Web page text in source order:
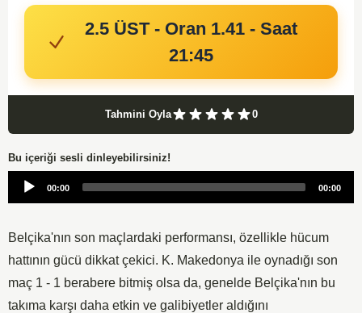
2.5 ÜST - Oran 1.41 - Saat
21:45
Tahmini Oyla 0
Bu içeriği sesli dinleyebilirsiniz!
Audio
00:00 00:00
Belçika'nın son maçlardaki performansı, özellikle hücum
hattının gücü dikkat çekici. K. Makedonya ile oynadığı son
maç 1 - 1 berabere bitmiş olsa da, genelde Belçika'nın bu
takıma karşı daha etkin ve galibiyetler aldığını